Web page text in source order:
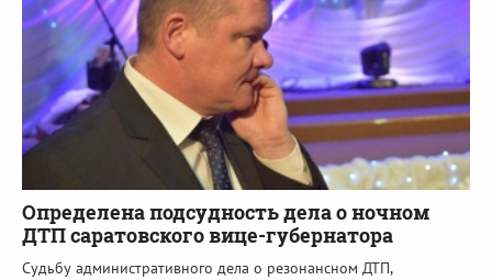
Определена подсудность дела о ночном
ДТП саратовского вице-губернатора
Судьбу административного дела о резонансном ДТП,